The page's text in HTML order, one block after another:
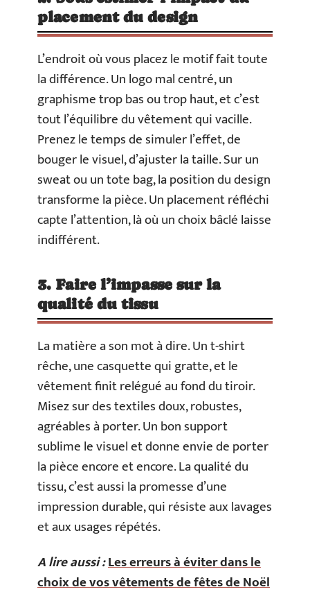
placement du design
L’endroit où vous placez le motif fait toute
la différence. Un logo mal centré, un
graphisme trop bas ou trop haut, et c’est
tout l’équilibre du vêtement qui vacille.
Prenez le temps de simuler l’effet, de
bouger le visuel, d’ajuster la taille. Sur un
sweat ou un tote bag, la position du design
transforme la pièce. Un placement réfléchi
capte l’attention, là où un choix bâclé laisse
indifférent.
3. Faire l’impasse sur la
qualité du tissu
La matière a son mot à dire. Un t-shirt
rêche, une casquette qui gratte, et le
vêtement finit relégué au fond du tiroir.
Misez sur des textiles doux, robustes,
agréables à porter. Un bon support
sublime le visuel et donne envie de porter
la pièce encore et encore. La qualité du
tissu, c’est aussi la promesse d’une
impression durable, qui résiste aux lavages
et aux usages répétés.
A lire aussi :Les erreurs à éviter dans le
choix de vos vêtements de fêtes de Noël